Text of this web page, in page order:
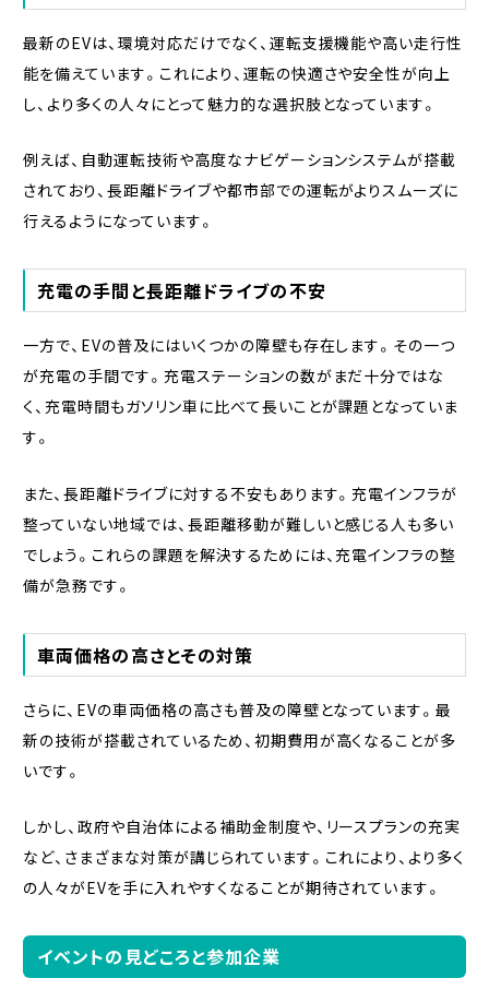
最新のEVは、環境対応だけでなく、運転支援機能や高い走行性
能を備えています。これにより、運転の快適さや安全性が向上
し、より多くの人々にとって魅力的な選択肢となっています。
例えば、自動運転技術や高度なナビゲーションシステムが搭載
されており、長距離ドライブや都市部での運転がよりスムーズに
行えるようになっています。
充電の手間と長距離ドライブの不安
一方で、EVの普及にはいくつかの障壁も存在します。その一つ
が充電の手間です。充電ステーションの数がまだ十分ではな
く、充電時間もガソリン車に比べて長いことが課題となっていま
す。
また、長距離ドライブに対する不安もあります。充電インフラが
整っていない地域では、長距離移動が難しいと感じる人も多い
でしょう。これらの課題を解決するためには、充電インフラの整
備が急務です。
車両価格の高さとその対策
さらに、EVの車両価格の高さも普及の障壁となっています。最
新の技術が搭載されているため、初期費用が高くなることが多
いです。
しかし、政府や自治体による補助金制度や、リースプランの充実
など、さまざまな対策が講じられています。これにより、より多く
の人々がEVを手に入れやすくなることが期待されています。
イベントの見どころと参加企業